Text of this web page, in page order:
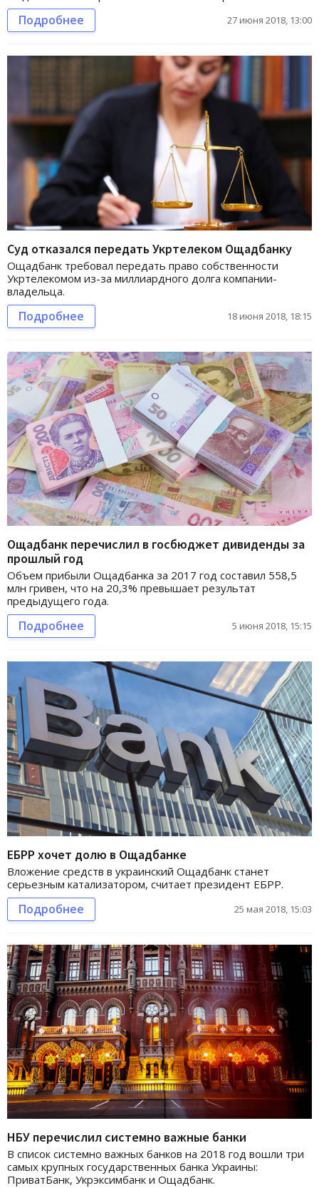
Подробнее 27 июня 2018, 13:00
Суд отказался передать Укртелеком Ощадбанку
Ощадбанк требовал передать право собственности
Укртелекомом из-за миллиардного долга компании-
владельца.
Подробнее 18 июня 2018, 18:15
Ощадбанк перечислил в госбюджет дивиденды за
прошлый год
Объем прибыли Ощадбанка за 2017 год составил 558,5
млн гривен, что на 20,3% превышает результат
предыдущего года.
Подробнее 5 июня 2018, 15:15
ЕБРР хочет долю в Ощадбанке
Вложение средств в украинский Ощадбанк станет
серьезным катализатором, считает президент ЕБРР.
Подробнее 25 мая 2018, 15:03
НБУ перечислил системно важные банки
В список системно важных банков на 2018 год вошли три
самых крупных государственных банка Украины:
ПриватБанк, Укрэксимбанк и Ощадбанк.